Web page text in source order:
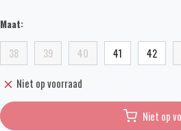
Maat:
38 39 40 41 42
Niet op voorraad
Niet op